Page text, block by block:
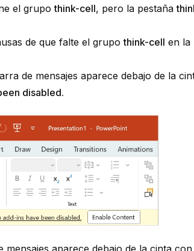
el grupothink-cell, pero la pestaña
de que falte el grupothink-cell en la
de mensajes aparece debajo de la
disabled.
mensajes aparece debajo de la cinta